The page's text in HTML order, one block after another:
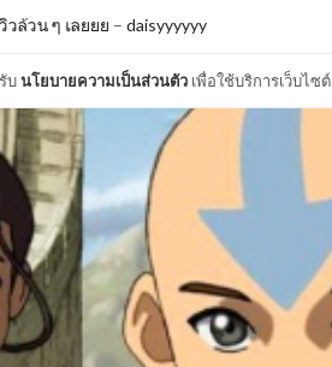
บนโยบายความเป็นส่วนตัว เพื่อใช้บริการเว็บไซต์
วล้วน ๆ เลยยย – daisyyyyyy